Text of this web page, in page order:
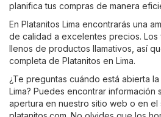
planifica tus compras de manera
En Platanitos Lima encontrarás una
de calidad a excelentes precios. Los
llenos de productos llamativos, así
completa de Platanitos en Lima.
¿Te preguntas cuándo está abierta
Lima? Puedes encontrar información
apertura en nuestro sitio web o en el